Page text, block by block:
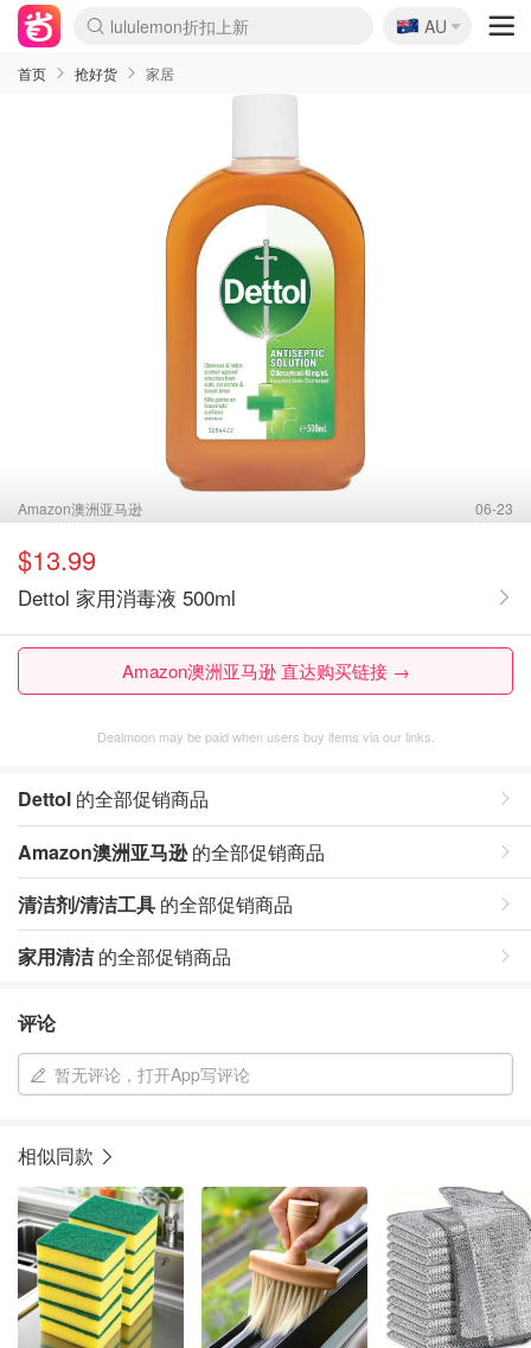
lululemon折扣上新
Sasa美妆护肤3.5折
SSENSE年中2.5折
FreshBeauty好价汇总
Cettire降价+叠9折
WWS Coles超市实拍
viagogo二手票捡漏
Myer折扣汇总
The Outnet奢牌1折起
David Jones 3折起
Flannels大牌1折
Perfumes Club护肤1折
AMIRO面罩$251
Amazon折扣汇总
Amazon数码好物
ThedoubleF高奢地板价
Moose Knuckles 6折
EUFY摄像头$98
Selenichast首饰2折
悉尼-墨尔本机票$29
Amazon家居好物
Amazon美妆护肤
雅漾大喷$8
过敏原检测盒$33
科颜氏高保湿面霜$29
SEALIFE海洋馆门票6折
丝塔芙大白罐$16
订阅Newsletter送香薰
Harrods圣诞日历$525
LN-CC奢牌私促
d'Alba空姐喷雾$16
EVE LOM套装£56
Bernardelli独家4折
Adore Beauty 6折起
Mytheresa奢品2.7折
Currentbody美容仪$881
MOON Garden Live
CR洗护套装$23
GANNI官网4.5折
Stylevana韩妆4折
Tessabit高奢8.5折
OGX洗发水$11
Amazon阿德莱德次日达
卡诗8.5折+赠礼
Philips Hue灯具8折
La Mer送8件礼值$529
始祖鸟 石头岛 8折
雅诗兰黛7.5折+赠礼
祖玛珑赠5件礼
惊❗️修丽可赠42ml精华
Loewe/BBR高奢8折
黑五价❗阿玛尼全场8折
Crocs洞洞鞋$36
A王情侣卫衣推荐
三星4K智能电视$664
倩碧7.5折+赠$110礼
Bobbi Brown 8折+赠礼
M.A.C 7.5折+赠彩妆套装
🇦🇺
AU
首页 抢好货 家居
Amazon澳洲亚马逊 06-23
$13.99
Dettol 家用消毒液 500ml
Amazon澳洲亚马逊 直达购买链接 →
Dealmoon may be paid when users buy items via our links.
Dettol 的全部促销商品
Amazon澳洲亚马逊的全部促销商品
清洁剂/清洁工具 的全部促销商品
家用清洁的全部促销商品
评论
暂无评论，打开App写评论
相似同款